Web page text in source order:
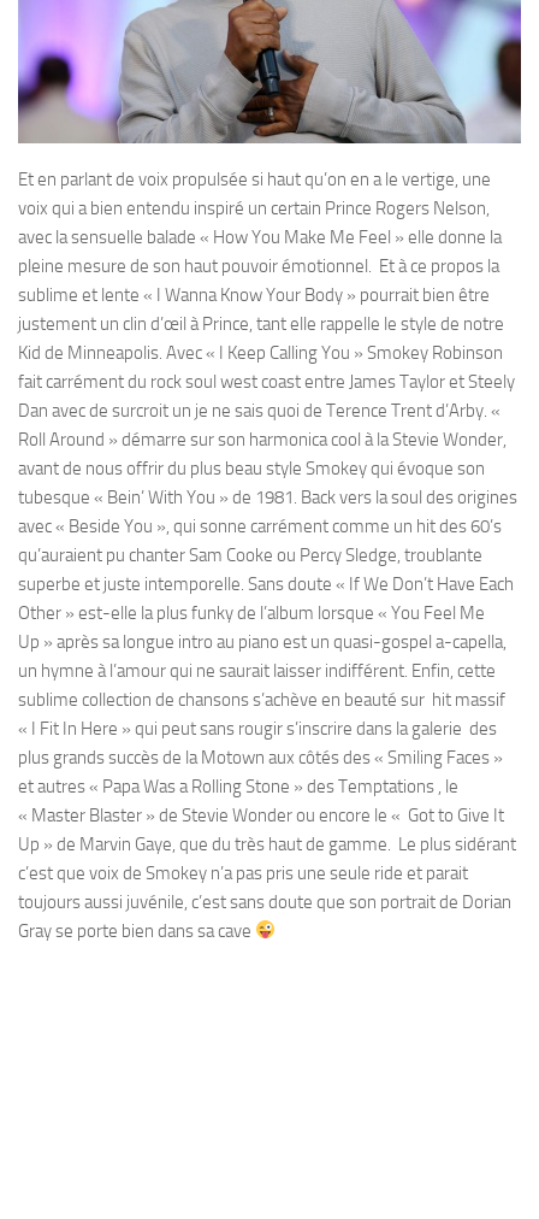
Et en parlant de voix propulsée si haut qu’on en a le vertige, une
voix qui a bien entendu inspiré un certain Prince Rogers Nelson,
avec la sensuelle balade « How You Make Me Feel » elle donne la
pleine mesure de son haut pouvoir émotionnel. Et à ce propos la
sublime et lente « I Wanna Know Your Body » pourrait bien être
justement un clin d’œil à Prince, tant elle rappelle le style de notre
Kid de Minneapolis. Avec « I Keep Calling You » Smokey Robinson
fait carrément du rock soul west coast entre James Taylor et Steely
Dan avec de surcroit un je ne sais quoi de Terence Trent d’Arby. «
Roll Around » démarre sur son harmonica cool à la Stevie Wonder,
avant de nous offrir du plus beau style Smokey qui évoque son
tubesque « Bein’ With You » de 1981. Back vers la soul des origines
avec « Beside You », qui sonne carrément comme un hit des 60’s
qu’auraient pu chanter Sam Cooke ou Percy Sledge, troublante
superbe et juste intemporelle. Sans doute « If We Don’t Have Each
Other » est-elle la plus funky de l’album lorsque « You Feel Me
Up » après sa longue intro au piano est un quasi-gospel a-capella,
un hymne à l’amour qui ne saurait laisser indifférent. Enfin, cette
sublime collection de chansons s’achève en beauté sur hit massif
« I Fit In Here » qui peut sans rougir s’inscrire dans la galerie des
plus grands succès de la Motown aux côtés des « Smiling Faces »
et autres « Papa Was a Rolling Stone » des Temptations , le
« Master Blaster » de Stevie Wonder ou encore le « Got to Give It
Up » de Marvin Gaye, que du très haut de gamme. Le plus sidérant
c’est que voix de Smokey n’a pas pris une seule ride et parait
toujours aussi juvénile, c’est sans doute que son portrait de Dorian
Gray se porte bien dans sa cave